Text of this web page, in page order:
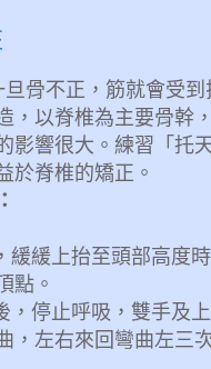
旦骨不正，筋就會受
，以脊椎為主要骨幹
影響很大。 練習「托
於脊椎的矯正。
緩緩上抬至頭部高度
點。
，停止呼吸，雙手及
，左右來回彎曲左三